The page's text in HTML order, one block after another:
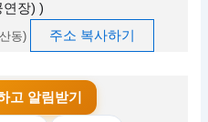
연장) )
동) 주소 복사하기
고 알림받기